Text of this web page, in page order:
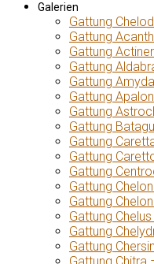
Galerien
Gattung
Gattung
Gattung
Gattung
Gattung Amyda
Gattung
Gattung
Gattung
Gattung
Gattung
Gattung
Gattung
Gattung
Gattung
Gattung
Gattung